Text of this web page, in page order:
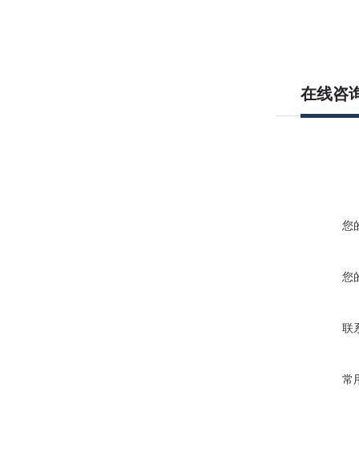
在线咨
您
您
联
常